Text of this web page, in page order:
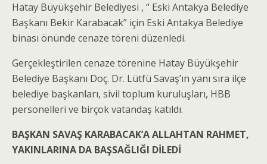
Hatay Büyükşehir Belediyesi , “ Eski Antakya Belediye
Başkanı Bekir Karabacak” için Eski Antakya Belediye
binası önünde cenaze töreni düzenledi.
Gerçekleştirilen cenaze törenine Hatay Büyükşehir
Belediye Başkanı Doç. Dr. Lütfü Savaş’ın yanı sıra ilçe
belediye başkanları, sivil toplum kuruluşları, HBB
personelleri ve birçok vatandaş katıldı.
BAŞKAN SAVAŞ KARABACAK’A ALLAHTAN RAHMET,
YAKINLARINA DA BAŞSAĞLIĞI DİLEDİ